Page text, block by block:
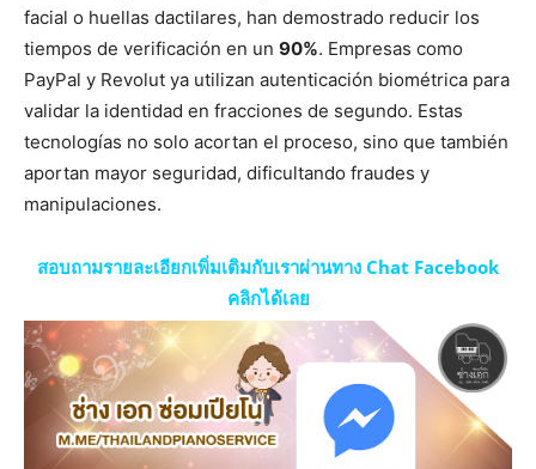
facial o huellas dactilares, han demostrado reducir los
tiempos de verificación en un 90%. Empresas como
PayPal y Revolut ya utilizan autenticación biométrica para
validar la identidad en fracciones de segundo. Estas
tecnologías no solo acortan el proceso, sino que también
aportan mayor seguridad, dificultando fraudes y
manipulaciones.
สอบถามรายละเอียกเพิ่มเติมกับเราผ่านทาง Chat Facebook
คลิกได้เลย